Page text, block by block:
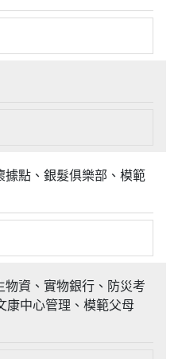
據點、銀髮俱樂部、模範
物資、實物銀行、防災考
康中心管理、模範父母